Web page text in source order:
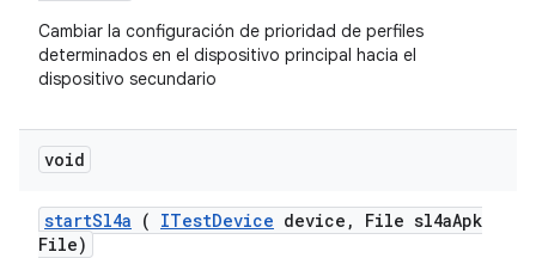
Cambiar la configuración de prioridad de perfiles
determinados en el dispositivo principal hacia el
dispositivo secundario
void
startSl4a ( ITestDevice device , File sl4aApk
File)